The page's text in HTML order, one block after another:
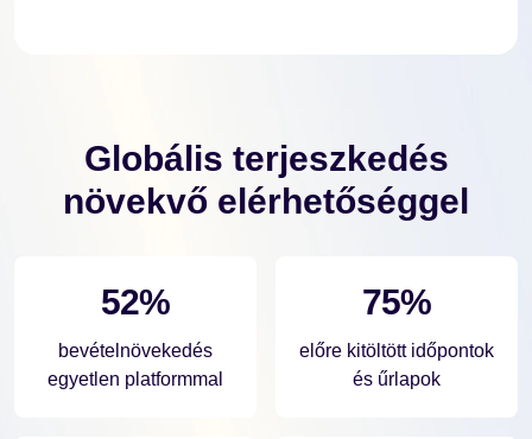
Globális terjeszkedés
növekvő elérhetőséggel
52%
bevételnövekedés
egyetlen platformmal
75%
előre kitöltött időpontok
és űrlapok